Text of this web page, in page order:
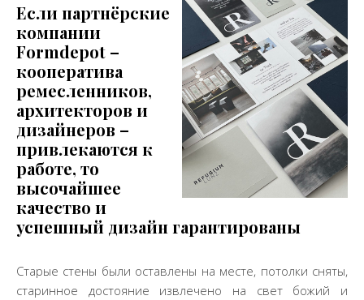
Если партнёрские
компании
Formdepot –
кооператива
ремесленников,
архитекторов и
дизайнеров –
привлекаются к
работе, то
высочайшее
качество и
успешный дизайн гарантированы
Старые стены были оставлены на месте, потолки сняты,
старинное достояние извлечено на свет божий и